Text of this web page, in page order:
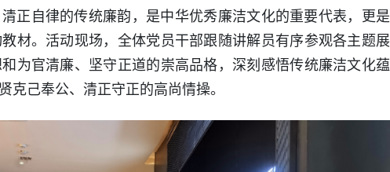
正自律的传统廉韵，是中华优秀廉洁文化的重要代表，更是
材。活动现场，全体党员干部跟随讲解员有序参观各主题展
为官清廉、坚守正道的崇高品格，深刻感悟传统廉洁文化蕴
己奉公、清正守正的高尚情操。